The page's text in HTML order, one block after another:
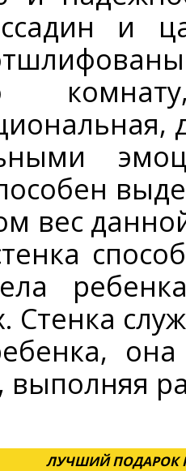
ссадин и
вес
Стенка
выполняя
ЛУЧШИЙ ПОДАРОК